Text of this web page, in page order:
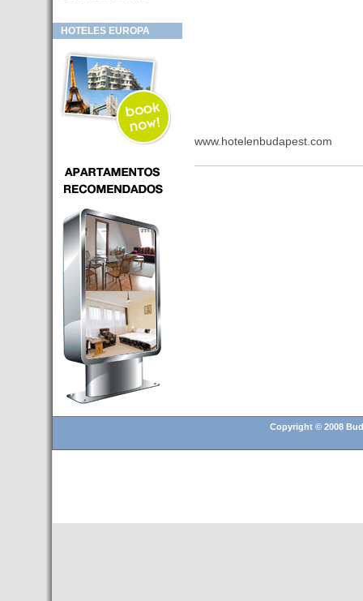
Hotel en venta en zona PRIME
- Inversor para hotel
- Hotel en venta Budapest
- Budapest y Cracovia, las
ciudades de moda en 2018
- Inaugurado en BUDAPEST el
puede ser controlado por
Smarthfones de sus clientes
- HOTEL Moments Budapest,
éste sí es un ‘gran hotel
Budapest’.
- Hoteles en BUDAPEST:
Resultados octubre de 2016,
subida del 15% ocupación y
del 25,6% en el RevPar
- Nuevo Hotel en Budapest
bajo la marca Exe Hotusa
BUDAPEST
HOTELES EUROPA
www.hotelenbudapest.com
Copyright © 2008